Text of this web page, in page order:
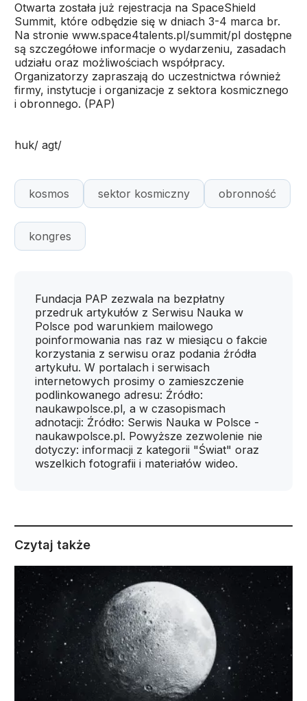
Otwarta została już rejestracja na SpaceShield
Summit, które odbędzie się w dniach 3-4 marca br.
Na stronie www.space4talents.pl/summit/pl dostępne
są szczegółowe informacje o wydarzeniu, zasadach
udziału oraz możliwościach współpracy.
Organizatorzy zapraszają do uczestnictwa również
firmy, instytucje i organizacje z sektora kosmicznego
i obronnego. (PAP)
huk/ agt/
kosmos sektor kosmiczny obronność
kongres
Fundacja PAP zezwala na bezpłatny
przedruk artykułów z Serwisu Nauka w
Polsce pod warunkiem mailowego
poinformowania nas raz w miesiącu o fakcie
korzystania z serwisu oraz podania źródła
artykułu. W portalach i serwisach
internetowych prosimy o zamieszczenie
podlinkowanego adresu: Źródło:
naukawpolsce.pl, a w czasopismach
adnotacji: Źródło: Serwis Nauka w Polsce -
naukawpolsce.pl. Powyższe zezwolenie nie
dotyczy: informacji z kategorii "Świat" oraz
wszelkich fotografii i materiałów wideo.
Czytaj także